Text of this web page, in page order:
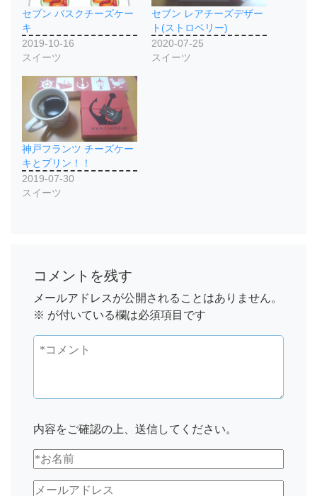
セブン バスクチーズケー
キ
2019-10-16
スイーツ
セブン レアチーズデザー
ト(ストロベリー)
2020-07-25
スイーツ
神戸フランツ チーズケー
キとプリン！！
2019-07-30
スイーツ
コメントを残す
メールアドレスが公開されることはありません。
※ が付いている欄は必須項目です
内容をご確認の上、送信してください。